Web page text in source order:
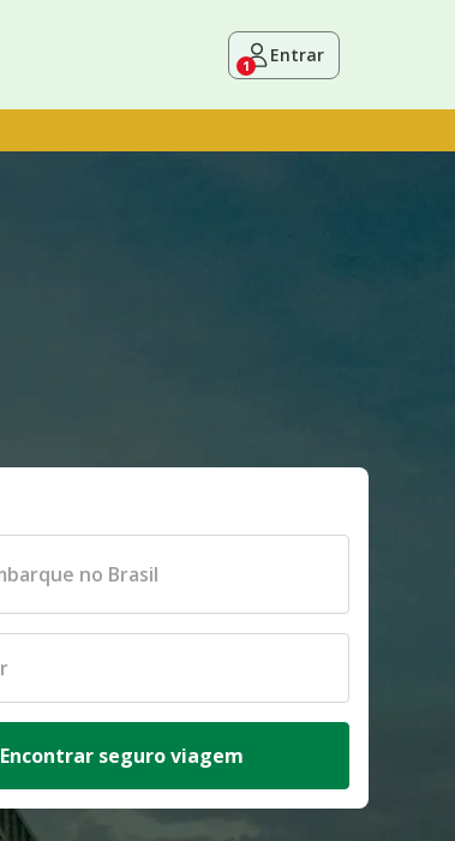
1 Entrar
Encontrar seguro viagem